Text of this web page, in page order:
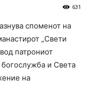
631
споменот на
„Свети
патрониот
и Света
на